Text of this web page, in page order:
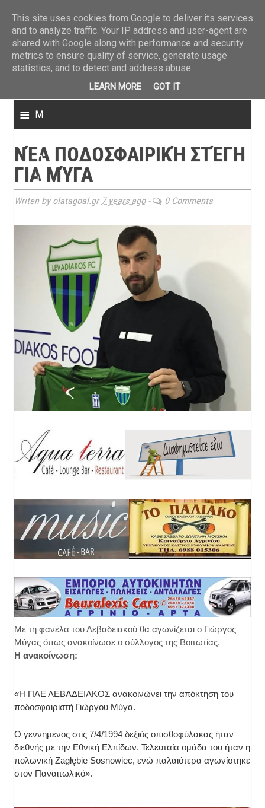
≡ M
n
u
ΝΈΑ ΠΟΔΟΣΦΑΙΡΙΚΉ ΣΤΈΓΗ
ΓΙΑ ΜΎΓΑ
Writen by olatagoal.gr 7 years ago- 0 Comments
Με τη φανέλα του Λεβαδειακού θα αγωνίζεται ο Γιώργος
Μύγας όπως ανακοίνωσε ο σύλλογος της Βοιτωτίας.
Η ανακοίνωση:
«Η ΠΑΕ ΛΕΒΑΔΕΙΑΚΟΣ ανακοινώνει την απόκτηση του
ποδοσφαιριστή Γιώργου Μύγα.
Ο γεννημένος στις 7/4/1994 δεξιός οπισθοφύλακας ήταν
διεθνής με την Εθνική Ελπίδων. Τελευταία ομάδα του ήταν η
πολωνική Zagłębie Sosnowiec, ενώ παλαιότερα αγωνίστηκε
στον Παναιτωλικό».
This site uses cookies from Google to deliver its services
and to analyze traffic. Your IP address and user-agent are
shared with Google along with performance and security
metrics to ensure quality of service, generate usage
statistics, and to detect and address abuse.
LEARN MORE GOT IT